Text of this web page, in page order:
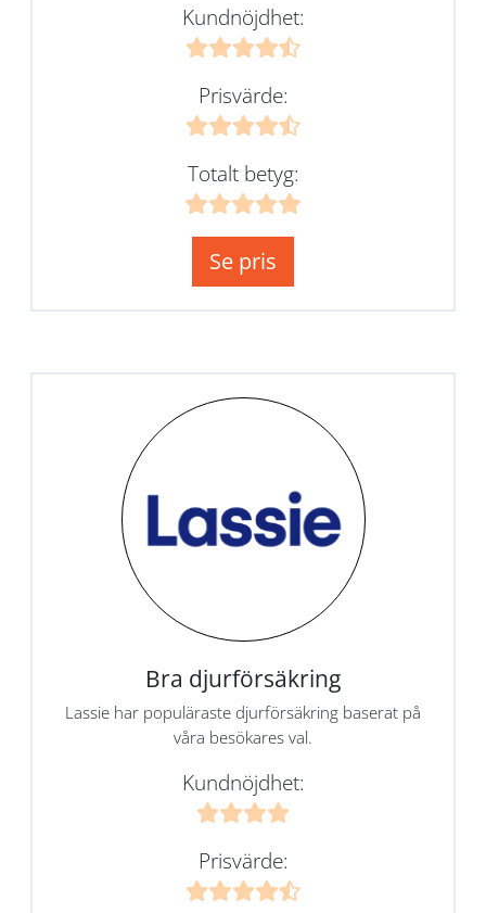
Kundnöjdhet:
Prisvärde:
Totalt betyg:
Se pris
Bra djurförsäkring
Lassie har populäraste djurförsäkring baserat på
våra besökares val.
Kundnöjdhet:
Prisvärde: